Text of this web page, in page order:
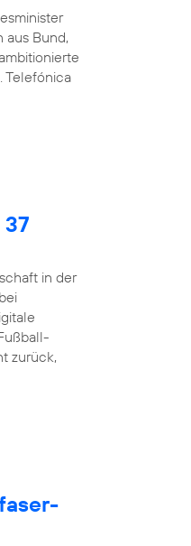
Bund,
Telefónica
in der
zurück,